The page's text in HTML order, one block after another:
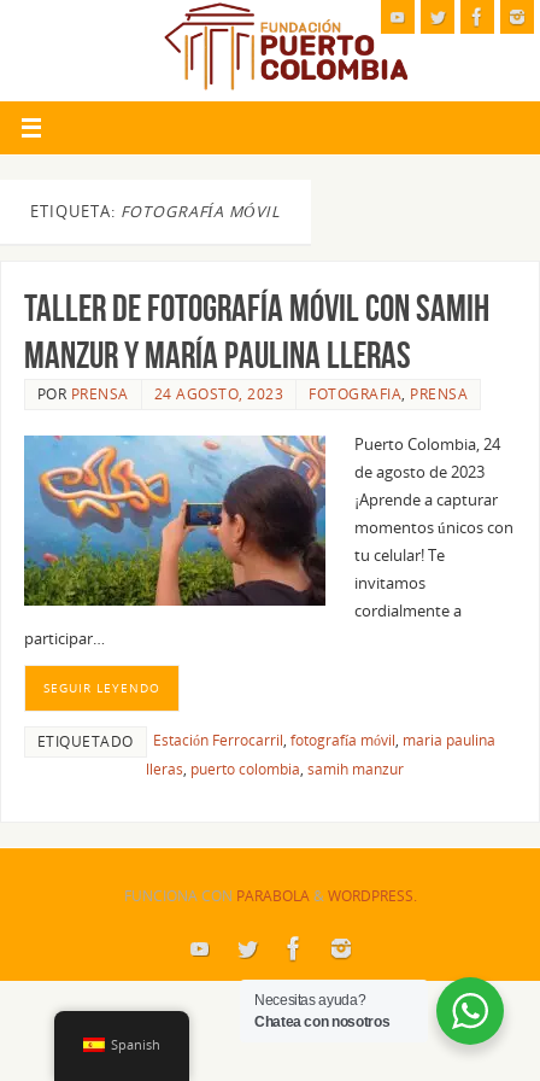
ETIQUETA: FOTOGRAFÍA MÓVIL
Taller de Fotografía Móvil con SAMIH
MANZUR y MARÍA PAULINA LLERAS
POR PRENSA 24 AGOSTO, 2023 FOTOGRAFIA, PRENSA
Puerto Colombia, 24
de agosto de 2023
¡Aprende a capturar
momentos únicos con
tu celular! Te
invitamos
cordialmente a
participar…
SEGUIR LEYENDO
ETIQUETADO Estación Ferrocarril, fotografía móvil, maria paulina
lleras, puerto colombia, samih manzur
FUNCIONA CON PARABOLA&WORDPRESS.
Spanish
Necesitas ayuda?
Chatea con nosotros